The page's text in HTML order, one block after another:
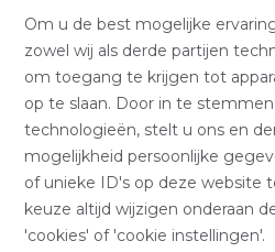
Om u de best mogelijke
zowel wij als derde partijen
om toegang te krijgen tot
op te slaan. Door in te
technologieën, stelt u ons en
mogelijkheid persoonlijke
of unieke ID's op deze website
keuze altijd wijzigen onderaan
'cookies' of 'cookie instellingen'.
Home Buitenland Spanje
Costa Blanca
, die zich
Gandia, wordt gekenmerkt door
kliffen, fijne zandbaaien en
spectaculaire uitzichten